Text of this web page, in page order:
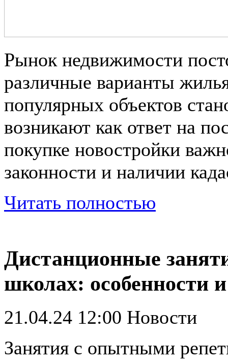
Рынок недвижимости
различные варианты
популярных объектов
возникают как ответ на
покупке новостройки
законности и наличии
Читать полностью
Дистанционные
школах: особенности
21.04.24 12:00 Новости
Занятия с опытными